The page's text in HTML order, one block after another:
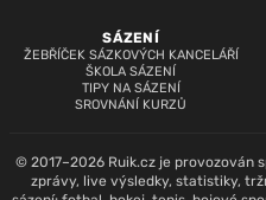
SÁZENÍ
ŽEBŘÍČEK SÁZKOVÝCH KANCELÁŘÍ
ŠKOLA SÁZENÍ
TIPY NA SÁZENÍ
SROVNÁNÍ KURZŮ
© 2017–2026 Ruik.cz je provozován
zprávy, live výsledky, statistiky,